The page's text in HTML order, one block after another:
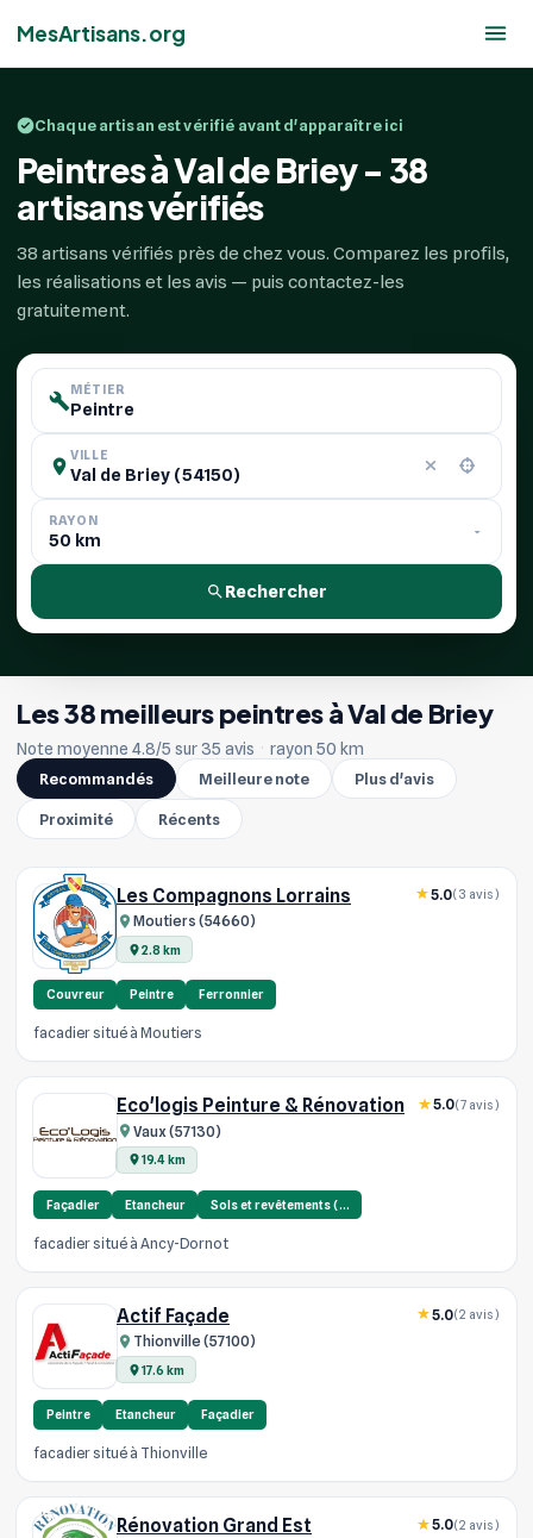
MesArtisans.org
Chaque artisan est vérifié avant d'apparaître ici
Peintres à Val de Briey - 38
artisans vérifiés
38 artisans vérifiés près de chez vous. Comparez les profils,
les réalisations et les avis — puis contactez-les
gratuitement.
MÉTIER
VILLE
RAYON
Rechercher
Les 38 meilleurs peintres à Val de Briey
Note moyenne 4.8/5 sur 35 avis · rayon 50 km
Recommandés
Meilleure note Plus d'avis
Proximité Récents
Les Compagnons Lorrains
Moutiers (54660)
2.8 km
5.0(3 avis)
Couvreur Peintre Ferronnier
facadier situé à Moutiers
Eco'logis Peinture & Rénovation
Vaux (57130)
19.4 km
5.0(7 avis)
Façadier Etancheur Sols et revêtements (…
facadier situé à Ancy-Dornot
Actif Façade
Thionville (57100)
17.6 km
5.0(2 avis)
Peintre Etancheur Façadier
facadier situé à Thionville
Rénovation Grand Est 5.0(2 avis)